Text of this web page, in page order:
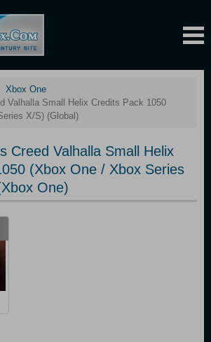
Xbox One
Valhalla Small Helix Credits Pack 1050
X/S) (Global)
Creed Valhalla Small Helix
(Xbox One / Xbox Series
One)